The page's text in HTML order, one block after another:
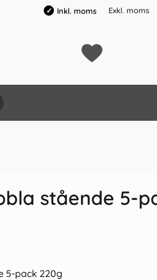
Inkl. moms Exkl. moms
stående 5-
5-pack 220g